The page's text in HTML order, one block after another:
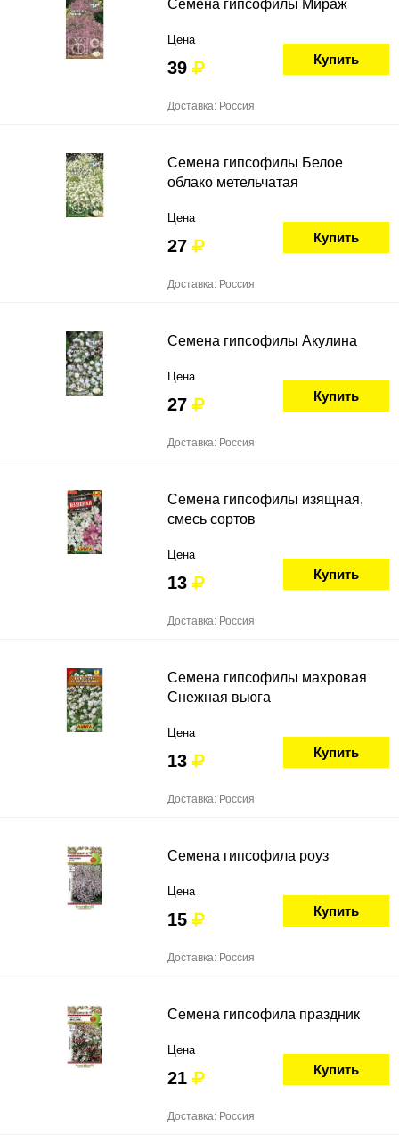
Семена гипсофилы Мираж
Цена
39 Купить
Доставка: Россия
Семена гипсофилы Белое
облако метельчатая
Цена
27 Купить
Доставка: Россия
Семена гипсофилы Акулина
Цена
27 Купить
Доставка: Россия
Семена гипсофилы изящная,
смесь сортов
Цена
13 Купить
Доставка: Россия
Семена гипсофилы махровая
Снежная вьюга
Цена
13 Купить
Доставка: Россия
Семена гипсофила роуз
Цена
15 Купить
Доставка: Россия
Семена гипсофила праздник
Цена
21 Купить
Доставка: Россия